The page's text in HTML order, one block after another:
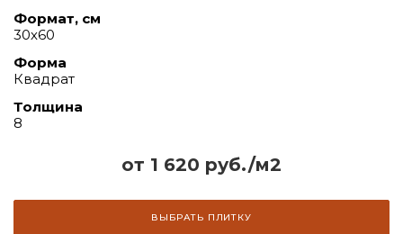
от 1 620 руб./м2
ВЫБРАТЬ ПЛИТКУ
Формат, см
30х60
Форма
Квадрат
Толщина
8